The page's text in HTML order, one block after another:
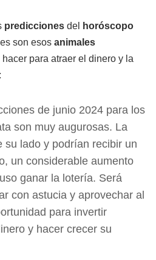
predicciones del
horóscopo
son esos animales
para atraer el dinero y la
de junio 2024 para los
son muy augurosas. La
su lado y podrían recibir un
un considerable aumento
ganar la lotería. Será
con astucia y aprovechar al
para invertir
y hacer crecer su